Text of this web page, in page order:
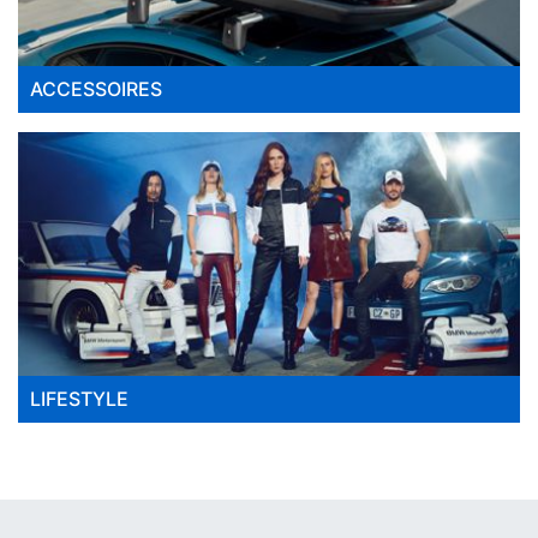
gevaar kan brengen. Met kwalitatief hoogwaardige
ruitenwissers, zoals die van BMW, kun je erop
de weersomstandigheden.
3. BMW ruitenwissers:
Overzicht
BMW biedt een breed scala aan ruitenwissers die zijn
ontworpen om te voldoen aan de hoge kwaliteitsnormen
van het merk. Of je nu op zoek bent naar conventionele
ruitenwissers of moderne flat-bl
ade ruitenwissers, BMW heeft de juiste optie voor jou.
De ruitenwissers zijn specifiek ontworpen voor
ACCESSOIRES
LIFESTYLE